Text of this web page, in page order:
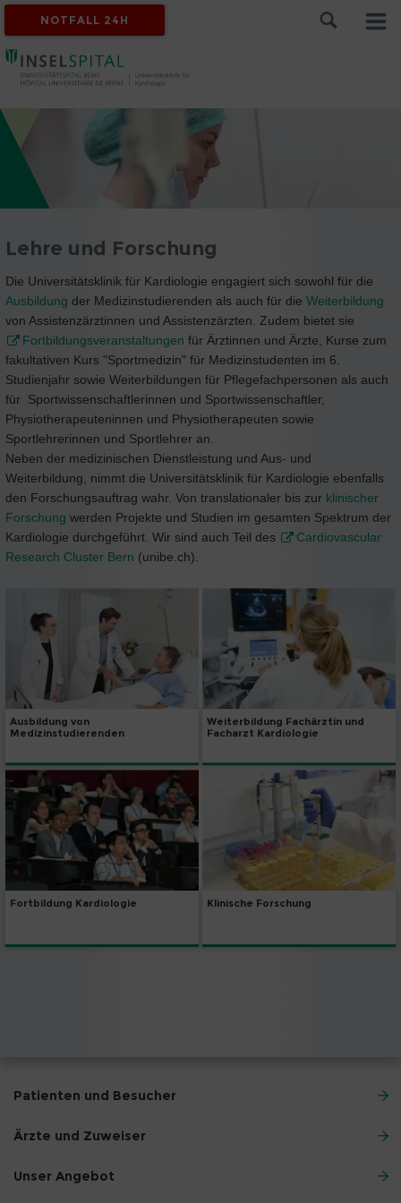
NOTFALL 24H
Lehre und Forschung
Die Universitätsklinik für Kardiologie engagiert sich sowohl für die
Ausbildung der Medizinstudierenden als auch für die Weiterbildung
von Assistenzärztinnen und Assistenzärzten. Zudem bietet sie
Fortbildungsveranstaltungen für Ärztinnen und Ärzte, Kurse zum
fakultativen Kurs "Sportmedizin" für Medizinstudenten im 6.
Studienjahr sowie Weiterbildungen für Pflegefachpersonen als auch
für Sportwissenschaftlerinnen und Sportwissenschaftler,
Physiotherapeuteninnen und Physiotherapeuten sowie
Sportlehrerinnen und Sportlehrer an.
Neben der medizinischen Dienstleistung und Aus- und
Weiterbildung, nimmt die Universitätsklinik für Kardiologie ebenfalls
den Forschungsauftrag wahr. Von translationaler bis zur klinischer
Forschung werden Projekte und Studien im gesamten Spektrum der
Kardiologie durchgeführt. Wir sind auch Teil des
Cardiovascular
Research Cluster Bern (unibe.ch).
Ausbildung von
Medizinstudierenden
Weiterbildung Fachärztin und
Facharzt Kardiologie
Fortbildung Kardiologie Klinische Forschung
Patienten und Besucher
Ärzte und Zuweiser
Unser Angebot